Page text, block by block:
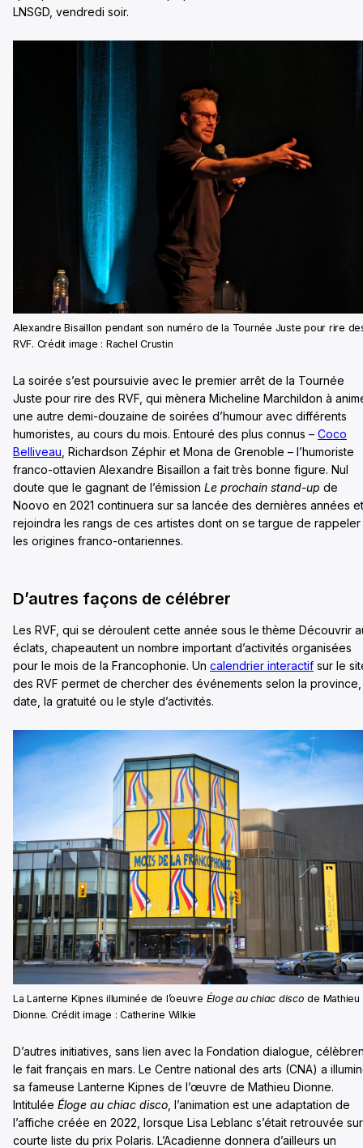
LNSGD, vendredi soir.
Alexandre Bisaillon pendant son numéro de la Tournée Juste pour rire
RVF. Crédit image : Rachel Crustin
La soirée s’est poursuivie avec le premier arrêt de la Tournée
Juste pour rire des RVF, qui mènera Micheline Marchildon à
une autre demi-douzaine de soirées d’humour avec différents
humoristes, au cours du mois. Entouré des plus connus – Coco
Belliveau , Richardson Zéphir et Mona de Grenoble – l’humoriste
franco-ottavien Alexandre Bisaillon a fait très bonne figure. Nul
doute que le gagnant de l’émission Le prochain stand-up de
Noovo en 2021 continuera sur sa lancée des dernières années et
rejoindra les rangs de ces artistes dont on se targue de rappeler
les origines franco-ontariennes.
D’autres façons de célébrer
Les RVF, qui se déroulent cette année sous le thème Découvrir
éclats, chapeautent un nombre important d’activités organisées
pour le mois de la Francophonie. Un calendrier interactif sur le
des RVF permet de chercher des événements selon la province,
date, la gratuité ou le style d’activités.
La Lanterne Kipnes illuminée de l’oeuvre Éloge au chiac disco de Mathieu
Dionne. Crédit image : Catherine Wilkie
D’autres initiatives, sans lien avec la Fondation dialogue,
le fait français en mars. Le Centre national des arts (CNA) a
sa fameuse Lanterne Kipnes de l’œuvre de Mathieu Dionne.
Intitulée Éloge au chiac disco , l’animation est une adaptation de
l’affiche créée en 2022, lorsque Lisa Leblanc s’était retrouvée
courte liste du prix Polaris. L’Acadienne donnera d’ailleurs un